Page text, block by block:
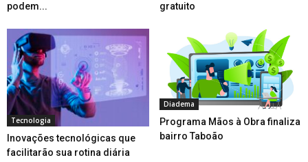
podem...
gratuito
Tecnologia
Inovações tecnológicas que
facilitarão sua rotina diária
Diadema
Programa Mãos à Obra finaliza
bairro Taboão